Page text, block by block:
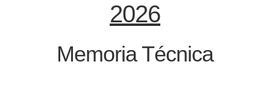
2026
Memoria Técnica